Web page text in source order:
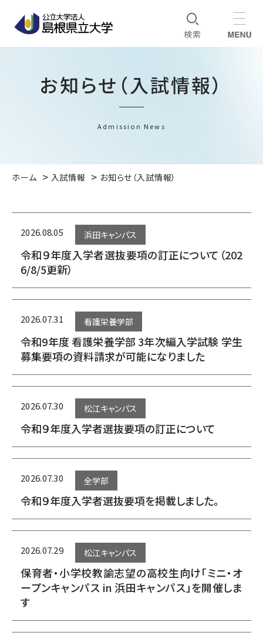
お知らせ（入試情報）
Admission News
ホーム 入試情報 お知らせ（入試情報）
2026.08.05 浜田キャンパス
令和９年度入学者選抜要項の訂正について（202
6/8/5更新）
2026.07.31 看護栄養学部
令和9年度 看護栄養学部 3年次編入学試験 学生
募集要項の資料請求が可能になりました
2026.07.30 松江キャンパス
令和９年度入学者選抜要項の訂正について
2026.07.30 全学部
令和９年度入学者選抜要項を掲載しました。
2026.07.29 松江キャンパス
保育者・小学校教諭志望の高校生向け「ミニ・オ
ープンキャンパス in 浜田キャンパス」を開催しま
す